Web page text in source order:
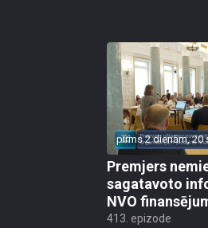
pirms 2 dienām, 20
Premjers
sagatavoto
NVO
413. epizode